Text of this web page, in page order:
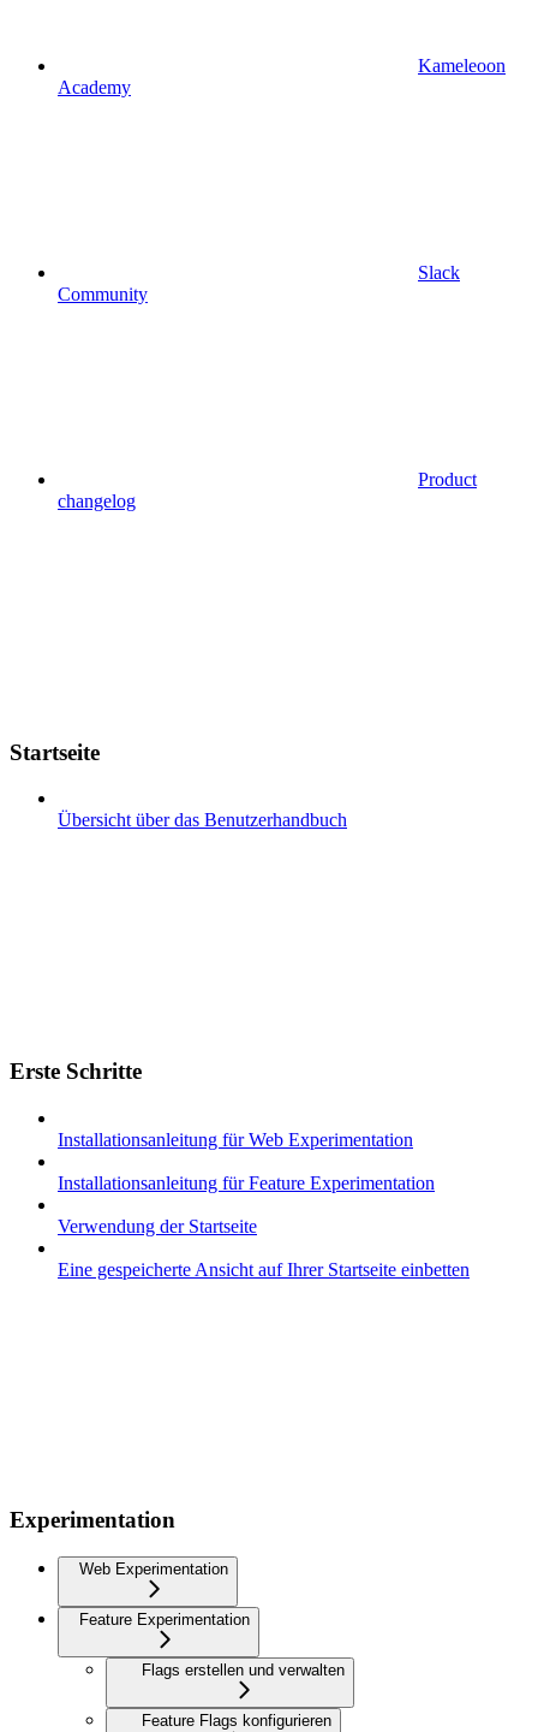
Kameleoon
Academy
Slack
Community
Product
changelog
Startseite
Übersicht über das Benutzerhandbuch
Erste Schritte
Installationsanleitung für Web Experimentation
Installationsanleitung für Feature Experimentation
Verwendung der Startseite
Eine gespeicherte Ansicht auf Ihrer Startseite einbetten
Experimentation
Web Experimentation
Feature Experimentation
Flags erstellen und verwalten
Feature Flags konfigurieren